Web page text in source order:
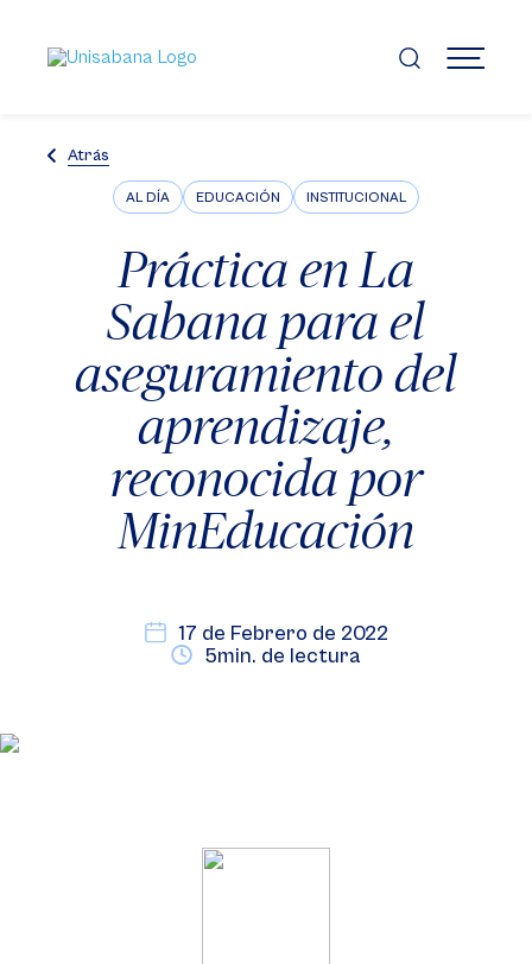
contenido
principal
MENÚ
Atrás
AL DÍA EDUCACIÓN INSTITUCIONAL
Práctica en La
Sabana para el
aseguramiento del
aprendizaje,
reconocida por
MinEducación
17 de Febrero de 2022
5min. de lectura